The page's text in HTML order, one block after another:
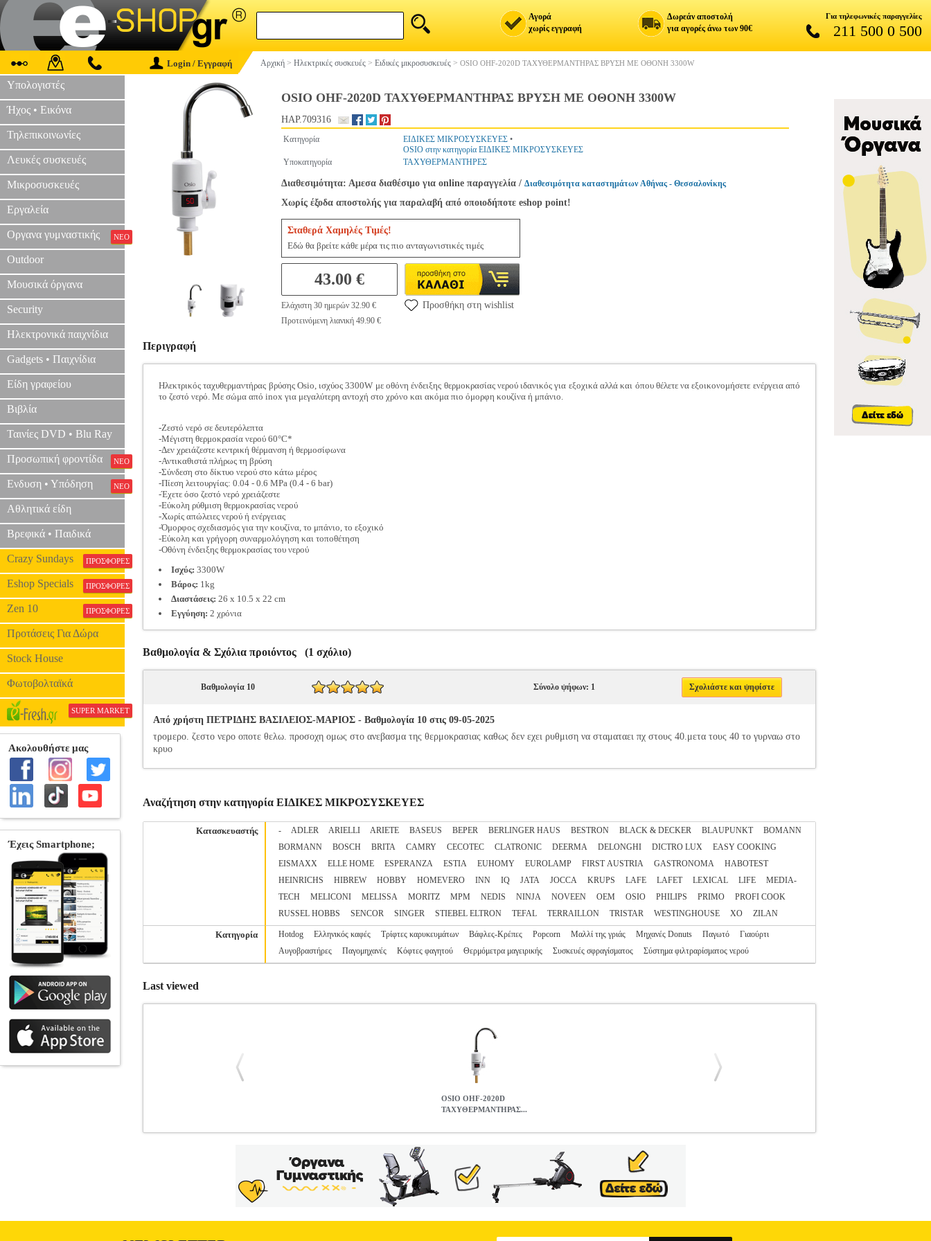
Αγορά
χωρίς εγγραφή
Δωρεάν αποστολή
για αγορές άνω των 90€
Για τηλεφωνικές παραγγελίες
211 500 0 500
Login / Εγγραφή Αρχική > Ηλεκτρικές συσκευές > Ειδικές μικροσυσκευές > OSIO OHF-2020D ΤΑΧΥΘΕΡΜΑΝΤΗΡΑΣ ΒΡΥΣΗ ΜΕ ΟΘΟΝΗ 3300W
Υπολογιστές
Ήχος • Εικόνα
Τηλεπικοινωνίες
Λευκές συσκευές
Μικροσυσκευές
Εργαλεία
Οργανα γυμναστικής ΝΕΟ
Outdoor
Μουσικά όργανα
Security
Ηλεκτρονικά παιχνίδια
Gadgets • Παιχνίδια
Είδη γραφείου
Βιβλία
Ταινίες DVD • Blu Ray
Προσωπική φροντίδα ΝΕΟ
Ενδυση • Υπόδηση ΝΕΟ
Αθλητικά είδη
Βρεφικά • Παιδικά
Crazy Sundays ΠΡΟΣΦΟΡΕΣ
Eshop Specials ΠΡΟΣΦΟΡΕΣ
Zen 10 ΠΡΟΣΦΟΡΕΣ
Προτάσεις Για Δώρα
Stock House
Φωτοβολταϊκά
SUPER MARKET
OSIO OHF-2020D ΤΑΧΥΘΕΡΜΑΝΤΗΡΑΣ ΒΡΥΣΗ ΜΕ ΟΘΟΝΗ 3300W
HAP.709316
Κατηγορία ΕΙΔΙΚΕΣ ΜΙΚΡΟΣΥΣΚΕΥΕΣ •
OSIO στην κατηγορία ΕΙΔΙΚΕΣ ΜΙΚΡΟΣΥΣΚΕΥΕΣ
Υποκατηγορία
ΤΑΧΥΘΕΡΜΑΝΤΗΡΕΣ
Διαθεσιμότητα: Αμεσα διαθέσιμο για online παραγγελία / Διαθεσιμότητα καταστημάτων Αθήνας - Θεσσαλονίκης
Χωρίς έξοδα αποστολής για παραλαβή από οποιοδήποτε eshop point!
Σταθερά Χαμηλές Τιμές!
Εδώ θα βρείτε κάθε μέρα τις πιο ανταγωνιστικές τιμές
43.00 €
Ελάχιστη 30 ημερών 32.90 €
Προτεινόμενη λιανική 49.90 €
Προσθήκη στη wishlist
Περιγραφή
Ηλεκτρικός ταχυθερμαντήρας βρύσης Osio, ισχύος 3300W με οθόνη ένδειξης θερμοκρασίας νερού ιδανικός για εξοχικά αλλά και όπου θέλετε να εξοικονομήσετε ενέργεια από
το ζεστό νερό. Με σώμα από inox για μεγαλύτερη αντοχή στο χρόνο και ακόμα πιο όμορφη κουζίνα ή μπάνιο.
-Ζεστό νερό σε δευτερόλεπτα
-Μέγιστη θερμοκρασία νερού 60°C*
-Δεν χρειάζεστε κεντρική θέρμανση ή θερμοσίφωνα
-Αντικαθιστά πλήρως τη βρύση
-Σύνδεση στο δίκτυο νερού στο κάτω μέρος
-Πίεση λειτουργίας: 0.04 - 0.6 MPa (0.4 - 6 bar)
-Έχετε όσο ζεστό νερό χρειάζεστε
-Εύκολη ρύθμιση θερμοκρασίας νερού
-Χωρίς απώλειες νερού ή ενέργειας
-Όμορφος σχεδιασμός για την κουζίνα, το μπάνιο, το εξοχικό
-Εύκολη και γρήγορη συναρμολόγηση και τοποθέτηση
-Οθόνη ένδειξης θερμοκρασίας του νερού
Ισχύς: 3300W
Βάρος: 1kg
Διαστάσεις: 26 x 10.5 x 22 cm
Εγγύηση: 2 χρόνια
Βαθμολογία & Σχόλια προιόντος (1 σχόλιο)
Βαθμολογία 10 Σύνολο ψήφων: 1 Σχολιάστε και ψηφίστε
Από χρήστη ΠΕΤΡΙΔΗΣ ΒΑΣΙΛΕΙΟΣ-ΜΑΡΙΟΣ - Βαθμολογία 10 στις 09-05-2025
τρομερο. ζεστο νερο οποτε θελω. προσοχη ομως στο ανεβασμα της θερμοκρασιας καθως δεν εχει ρυθμιση να σταματαει πχ στους 40.μετα τους 40 το γυρναω στο
κρυο
Αναζήτηση στην κατηγορία ΕΙΔΙΚΕΣ ΜΙΚΡΟΣΥΣΚΕΥΕΣ
Κατασκευαστής - ADLER ARIELLI ARIETE BASEUS BEPER BERLINGER HAUS BESTRON BLACK & DECKER BLAUPUNKT
BOMANN
BORMANN
BOSCH BRITA CAMRY CECOTEC CLATRONIC DEERMA DELONGHI DICTRO LUX
EASY COOKING
EISMAXX
ELLE HOME ESPERANZA ESTIA EUHOMY EUROLAMP FIRST AUSTRIA GASTRONOMA
HABOTEST
HEINRICHS
HIBREW HOBBY HOMEVERO INN IQ JATA JOCCA KRUPS LAFE LAFET LEXICAL LIFE
MEDIA-
TECH
MELICONI MELISSA MORITZ MPM NEDIS NINJA NOVEEN OEM OSIO PHILIPS PRIMO
PROFI COOK
RUSSEL HOBBS
SENCOR SINGER STIEBEL ELTRON TEFAL TERRAILLON TRISTAR WESTINGHOUSE XO ZILAN
Κατηγορία Hotdog Ελληνικός καφές Τρίφτες καρυκευμάτων Βάφλες-Κρέπες Popcorn Μαλλί της γριάς Μηχανές Donuts Παγωτό
Γιαούρτι
Αυγοβραστήρες
Παγομηχανές Κόφτες φαγητού Θερμόμετρα μαγειρικής Συσκευές σφραγίσματος Σύστημα φιλτραρίσματος νερού
Last viewed
OSIO OHF-2020D
ΤΑΧΥΘΕΡΜΑΝΤΗΡΑΣ...
Κατηγορία: ΕΙΔΙΚΕΣ ΜΙΚΡΟΣΥΣΚΕΥΕΣ •OSIO στην κατηγορία ΕΙΔΙΚΕΣ ΜΙΚΡΟΣΥΣΚΕΥΕΣ Ηλεκτρικός ταχυθερμαντήρας βρύσης Osio, ισχύος 3300W
με οθόνη ένδειξης θερμοκρασίας νερού ιδανικός για εξοχικά αλλά και όπου θέλετε να εξοικονομήσετε ενέργεια από το ζεστό νερό. Με σώμα από inox για
μεγαλύτερη αντοχή στο χρόνο και ακόμα πιο όμορφη κουζίνα ή μπάνιο. -Ζεστό νερό σε δευτερόλεπτα -Μέγιστη θερμοκρασία νερού 60°C* -Δεν χρειάζεστε
κεντρική θέρμανση ή θερμοσίφωνα -Αντικαθιστά πλήρως τη βρύση -Σύνδεση στο δίκτυο νερού στο κάτω μέρος -Πίεση λειτουργίας: 0.04 - 0.6 MPa (0.4 - 6
bar) -Έχετε όσο ζεστό νερό χρειάζεστε -Εύκολη ρύθμιση θερμοκρασίας νερού -Χωρίς απώλειες νερού ή ενέργειας -Όμορφος σχεδιασμός για την κουζίνα, το